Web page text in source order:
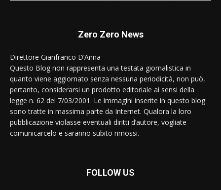
Zero Zero News
Direttore Gianfranco D’Anna
Questo Blog non rappresenta una testata giornalistica in
quanto viene aggiornato senza nessuna periodicità, non può,
pertanto, considerarsi un prodotto editoriale ai sensi della
legge n. 62 del 7/03/2001. Le immagini inserite in questo blog
sono tratte in massima parte da Internet. Qualora la loro
pubblicazione violasse eventuali diritti d’autore, vogliate
comunicarcelo e saranno subito rimossi.
FOLLOW US